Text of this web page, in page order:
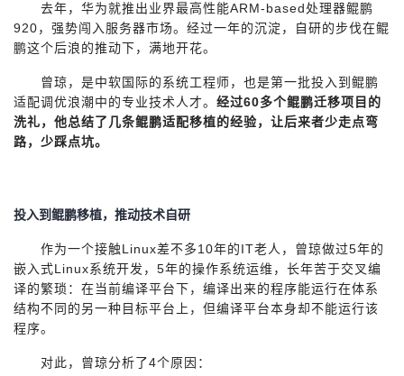
的
我
播
活
动
的
关
注
的
开
我
的
我
去年，华为就推出业界最高性能ARM-based处理器鲲鹏
920，强势闯入服务器市场。经过一年的沉淀，自研的步伐在鲲
鹏这个后浪的推动下，满地开花。
曾琼，是中软国际的系统工程师，也是第一批投入到鲲鹏
适配调优浪潮中的专业技术人才。 经过60多个鲲鹏迁移项目的
洗礼，他总结了几条鲲鹏适配移植的经验，让后来者少走点弯
路，少踩点坑。
投入到鲲鹏移植，推动技术自研
作为一个接触Linux差不多10年的IT老人，曾琼做过5年的
嵌入式Linux系统开发，5年的操作系统运维，长年苦于交叉编
译的繁琐：在当前编译平台下，编译出来的程序能运行在体系
结构不同的另一种目标平台上，但编译平台本身却不能运行该
程序。
对此，曾琼分析了4个原因：